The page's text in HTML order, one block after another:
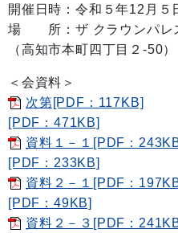
開催日時：令和５年12月
場 所：ザ クラウンパレ
（高知市本町四丁目２-50）
＜会資料＞
次第[PDF：117KB]
[PDF：471KB]
資料１－１[PDF：
[PDF：233KB]
資料２－１[PDF：
[PDF：49KB]
資料２－３[PDF：